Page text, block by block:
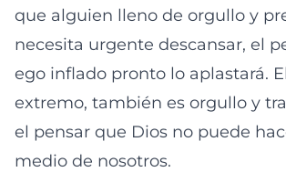
que alguien lleno de orgullo y
necesita urgente descansar, el
ego inflado pronto lo aplastará.
extremo, también es orgullo y
el pensar que Dios no puede
medio de nosotros.